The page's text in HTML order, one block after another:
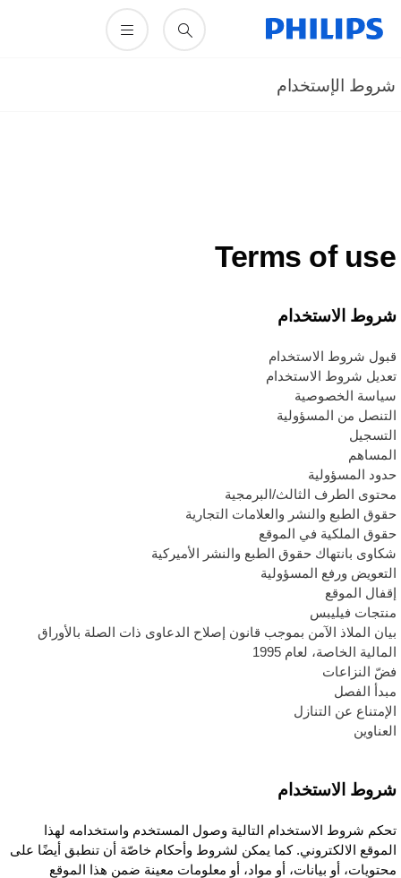
الإستخدام
Terms of
الاستخدام
شروط الاستخدام
شروط الاستخدام
الخصوصية
من المسؤولية
المسؤولية
الطرف الثالث/البرمجية
الطبع والنشر والعلامات التجارية
الملكية في الموقع
بانتهاك حقوق الطبع والنشر الأميركية
ورفع المسؤولية
الموقع
فيليبس
الملاذ الآمن بموجب قانون إصلاح الدعاوى ذات الصلة بالأوراق
الخاصة، لعام 1995
النزاعات
الفصل
عن التنازل
الاستخدام
شروط الاستخدام التالية وصول المستخدم واستخدامه لهذا
الالكتروني. كما يمكن لشروط وأحكام خاصّة أن تنطبق أيضًا على
أو بيانات، أو مواد، أو معلومات معينة ضمن هذا الموقع